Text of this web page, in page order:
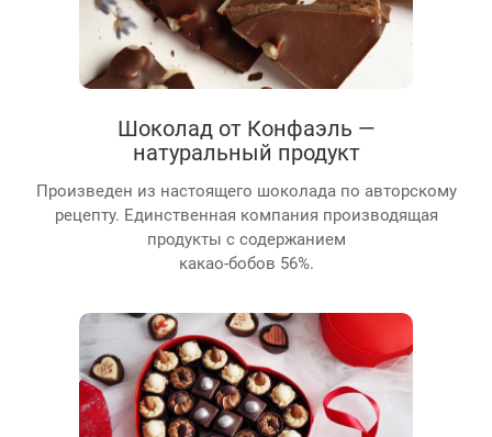
Шоколад от Конфаэль —
натуральный продукт
Произведен из настоящего шоколада по авторскому
рецепту. Единственная компания производящая
продукты с содержанием
какао-бобов 56%.